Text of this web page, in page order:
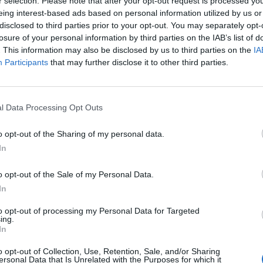
interest-based ads based on personal information utilized by us
to third parties prior to your opt-out. You may separately
of your personal information by third parties on the IAB’s list of
This information may also be disclosed by us to third parties on the
Participants that may further disclose it to other third parties.
Data Processing Opt Outs
opt-out of the Sharing of my personal data.
opt-out of the Sale of my Personal Data.
opt-out of processing my Personal Data for Targeted
opt-out of Collection, Use, Retention, Sale, and/or Sharing
Data that Is Unrelated with the Purposes for which it
de Turisme, Jaume Dulsat, va subratllar que els
per equilibrar l’oferta dels municipis —especialment
a la desestacionalització del turisme a les
un diàleg constant entre el sector i
regular l’activitat i combatre els apartaments que
Dulsat.
preferit de les famílies catalanes, a debat
,
de Turisme, en col·laboració amb el Patronat de
de Girona, es va portar a terme en un acte a la
d’Aro, Platja d’Aro i S’Agaró. La taula rodona va
Jiménez, alcalde de l’Ajuntament de Castell d’Aro,
de l’Associació de Propietaris
PGA Catalunya Resort - Home of 2031 Ryder Cup;
de Bars i Restaurants de Lloret de Mar. A la taula